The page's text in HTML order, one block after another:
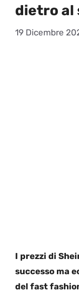
dietro al
19 Dicembre
I prezzi di
successo ma
del fast